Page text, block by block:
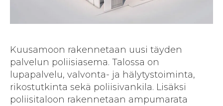
Kuusamoon rakennetaan uusi täyden
palvelun poliisiasema. Talossa on
lupapalvelu, valvonta- ja hälytystoiminta,
rikostutkinta sekä poliisivankila. Lisäksi
poliisitaloon rakennetaan ampumarata